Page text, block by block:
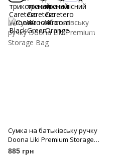
Сумка на батьківську ручку
Doona Liki Premium Storage
Bag
885 грн